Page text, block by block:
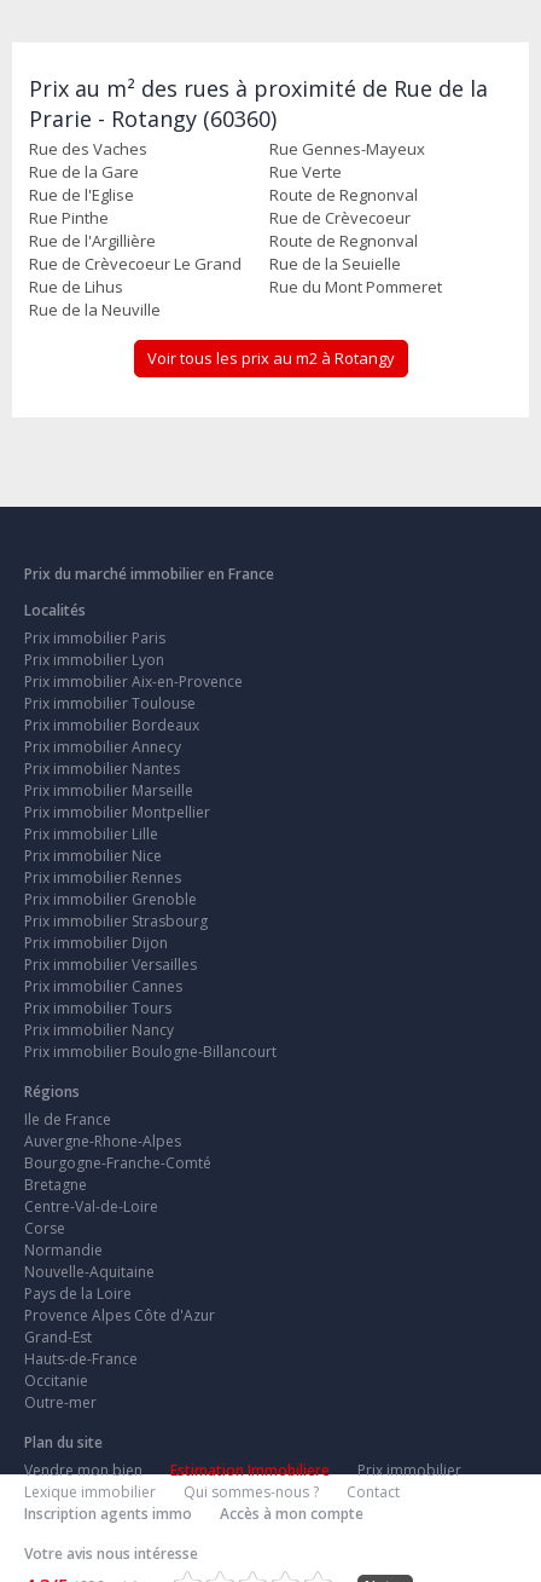
Prix au m² des rues à proximité de Rue de la
Prarie - Rotangy (60360)
Rue des Vaches
Rue Gennes-Mayeux
Rue de la Gare
Rue Verte
Rue de l'Eglise
Route de Regnonval
Rue Pinthe
Rue de Crèvecoeur
Rue de l'Argillière
Route de Regnonval
Rue de Crèvecoeur Le Grand
Rue de la Seuielle
Rue de Lihus
Rue du Mont Pommeret
Rue de la Neuville
Voir tous les prix au m2 à Rotangy
Prix du marché immobilier en France
Localités
Prix immobilier Paris
Prix immobilier Lyon
Prix immobilier Aix-en-Provence
Prix immobilier Toulouse
Prix immobilier Bordeaux
Prix immobilier Annecy
Prix immobilier Nantes
Prix immobilier Marseille
Prix immobilier Montpellier
Prix immobilier Lille
Prix immobilier Nice
Prix immobilier Rennes
Prix immobilier Grenoble
Prix immobilier Strasbourg
Prix immobilier Dijon
Prix immobilier Versailles
Prix immobilier Cannes
Prix immobilier Tours
Prix immobilier Nancy
Prix immobilier Boulogne-Billancourt
Régions
Ile de France
Auvergne-Rhone-Alpes
Bourgogne-Franche-Comté
Bretagne
Centre-Val-de-Loire
Corse
Normandie
Nouvelle-Aquitaine
Pays de la Loire
Provence Alpes Côte d'Azur
Grand-Est
Hauts-de-France
Occitanie
Outre-mer
Plan du site
Vendre mon bien
Estimation Immobiliere
Prix immobilier
Lexique immobilier
Qui sommes-nous ?
Contact
Inscription agents immo
Accès à mon compte
Votre avis nous intéresse